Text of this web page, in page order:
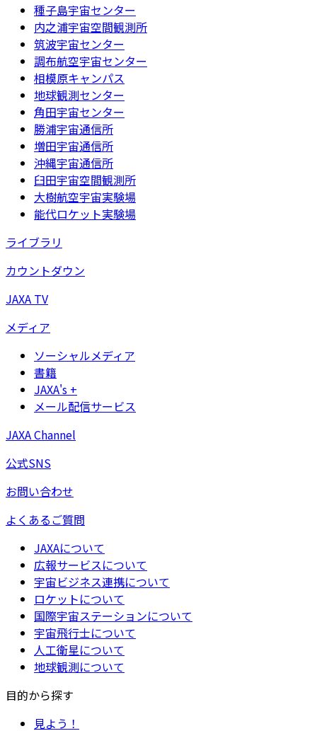
種子島宇宙センター
内之浦宇宙空間観測所
筑波宇宙センター
調布航空宇宙センター
相模原キャンパス
地球観測センター
角田宇宙センター
勝浦宇宙通信所
増田宇宙通信所
沖縄宇宙通信所
臼田宇宙空間観測所
大樹航空宇宙実験場
能代ロケット実験場
ライブラリ
カウントダウン
JAXA TV
メディア
ソーシャルメディア
書籍
JAXA's +
メール配信サービス
JAXA Channel
公式SNS
お問い合わせ
よくあるご質問
JAXAについて
広報サービスについて
宇宙ビジネス連携について
ロケットについて
国際宇宙ステーションについて
宇宙飛行士について
人工衛星について
地球観測について
目的から探す
見よう！